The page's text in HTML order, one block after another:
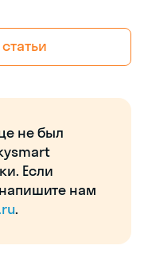
не был
Если
нам
.